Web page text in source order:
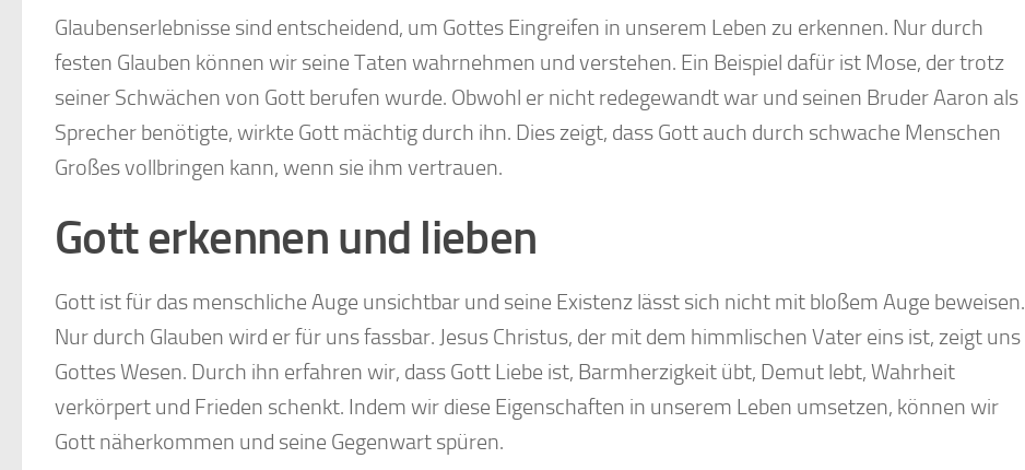
Glaubenserlebnisse sind entscheidend, um Gottes Eingreifen in unserem Leben zu erkennen. Nur durch
festen Glauben können wir seine Taten wahrnehmen und verstehen. Ein Beispiel dafür ist Mose, der trotz
seiner Schwächen von Gott berufen wurde. Obwohl er nicht redegewandt war und seinen Bruder Aaron als
Sprecher benötigte, wirkte Gott mächtig durch ihn. Dies zeigt, dass Gott auch durch schwache Menschen
Großes vollbringen kann, wenn sie ihm vertrauen.
Gott erkennen und lieben
Gott ist für das menschliche Auge unsichtbar und seine Existenz lässt sich nicht mit bloßem Auge beweisen.
Nur durch Glauben wird er für uns fassbar. Jesus Christus, der mit dem himmlischen Vater eins ist, zeigt uns
Gottes Wesen. Durch ihn erfahren wir, dass Gott Liebe ist, Barmherzigkeit übt, Demut lebt, Wahrheit
verkörpert und Frieden schenkt. Indem wir diese Eigenschaften in unserem Leben umsetzen, können wir
Gott näherkommen und seine Gegenwart spüren.